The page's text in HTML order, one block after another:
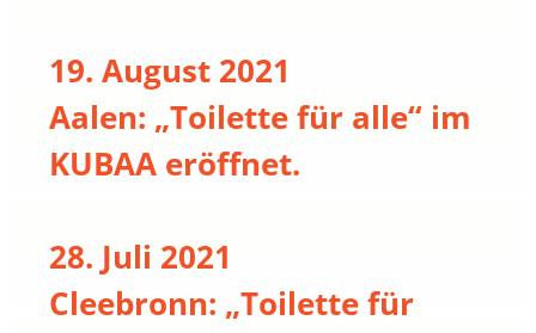
19. August 2021
Aalen: „Toilette für alle“ im
KUBAA eröffnet.
28. Juli 2021
Cleebronn: „Toilette für